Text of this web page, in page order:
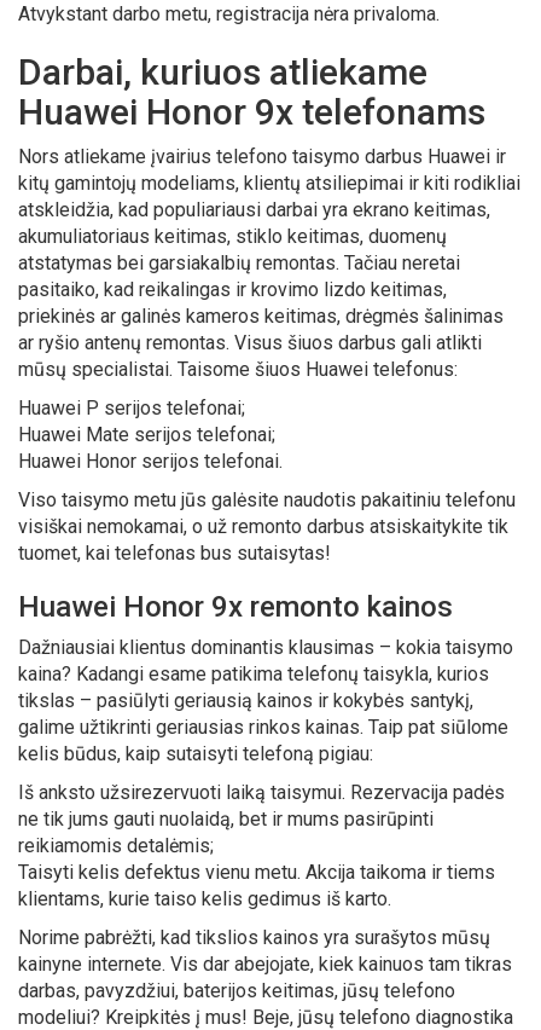
Atvykstant darbo metu, registracija nėra privaloma.
Darbai, kuriuos atliekame
Huawei Honor 9x telefonams
Nors atliekame įvairius telefono taisymo darbus Huawei ir
kitų gamintojų modeliams, klientų atsiliepimai ir kiti rodikliai
atskleidžia, kad populiariausi darbai yra ekrano keitimas,
akumuliatoriaus keitimas, stiklo keitimas, duomenų
atstatymas bei garsiakalbių remontas. Tačiau neretai
pasitaiko, kad reikalingas ir krovimo lizdo keitimas,
priekinės ar galinės kameros keitimas, drėgmės šalinimas
ar ryšio antenų remontas. Visus šiuos darbus gali atlikti
mūsų specialistai. Taisome šiuos Huawei telefonus:
Huawei P serijos telefonai;
Huawei Mate serijos telefonai;
Huawei Honor serijos telefonai.
Viso taisymo metu jūs galėsite naudotis pakaitiniu telefonu
visiškai nemokamai, o už remonto darbus atsiskaitykite tik
tuomet, kai telefonas bus sutaisytas!
Huawei Honor 9x remonto kainos
Dažniausiai klientus dominantis klausimas – kokia taisymo
kaina? Kadangi esame patikima telefonų taisykla, kurios
tikslas – pasiūlyti geriausią kainos ir kokybės santykį,
galime užtikrinti geriausias rinkos kainas. Taip pat siūlome
kelis būdus, kaip sutaisyti telefoną pigiau:
Iš anksto užsirezervuoti laiką taisymui. Rezervacija padės
ne tik jums gauti nuolaidą, bet ir mums pasirūpinti
reikiamomis detalėmis;
Taisyti kelis defektus vienu metu. Akcija taikoma ir tiems
klientams, kurie taiso kelis gedimus iš karto.
Norime pabrėžti, kad tikslios kainos yra surašytos mūsų
kainyne internete. Vis dar abejojate, kiek kainuos tam tikras
darbas, pavyzdžiui, baterijos keitimas, jūsų telefono
modeliui? Kreipkitės į mus! Beje, jūsų telefono diagnostika